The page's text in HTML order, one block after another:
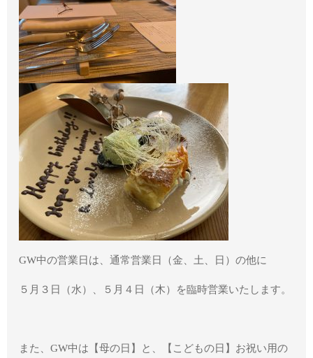
GW中の営業日は、通常営業日（金、土、日）の他に
５月３日（水）、５月４日（木）を臨時営業いたします。
また、GW中は【母の日】と、【こどもの日】お祝い用の